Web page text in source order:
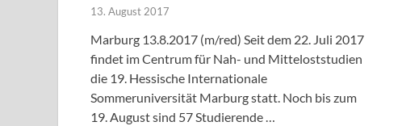
13. August 2017
Marburg 13.8.2017 (m/red) Seit dem 22. Juli 2017
findet im Centrum für Nah- und Mitteloststudien
die 19. Hessische Internationale
Sommeruniversität Marburg statt. Noch bis zum
19. August sind 57 Studierende …